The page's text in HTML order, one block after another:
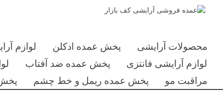
محصولات آرایشی پخش عمده ادکلن لوازم
لوازم آرایشی فانتزی
پخش عمده ضد آفتاب
مراقبت مو
پخش عمده ریمل و خط چشم